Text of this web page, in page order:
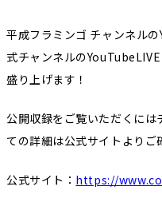
平成フラミンゴ チャンネル
式チャンネルの
盛り上げます！
公開収録をご覧いただくに
ての詳細は公式サイトよりご
公式サイト： https://